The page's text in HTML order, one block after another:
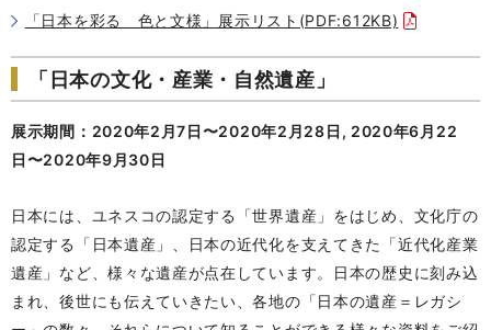
「日本を彩る 色と文様」展示リスト(PDF:612KB)
「日本の文化・産業・自然遺産」
展示期間：2020年2月7日〜2020年2月28日, 2020年6月22
日〜2020年9月30日
日本には、ユネスコの認定する「世界遺産」をはじめ、文化庁の
認定する「日本遺産」、日本の近代化を支えてきた「近代化産業
遺産」など、様々な遺産が点在しています。日本の歴史に刻み込
まれ、後世にも伝えていきたい、各地の「日本の遺産＝レガシ